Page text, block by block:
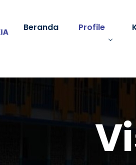
Beranda Profile